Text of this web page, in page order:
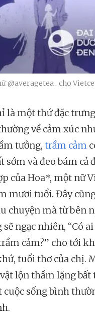
@averagetea_ cho
là một thứ đặc
về cảm xúc
tưởng, trầm cảm
sớm và đeo bám cả
của Hoa*, một nữ
mươi tuổi. Đây
chuyện mà từ bên
ngạc nhiên, “Có
cảm?” cho tới
tuổi thơ của chị.
lộn thầm lặng bất
cuộc sống bình